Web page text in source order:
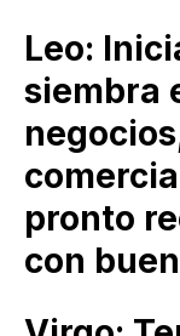
Leo:
siembra
pronto
con